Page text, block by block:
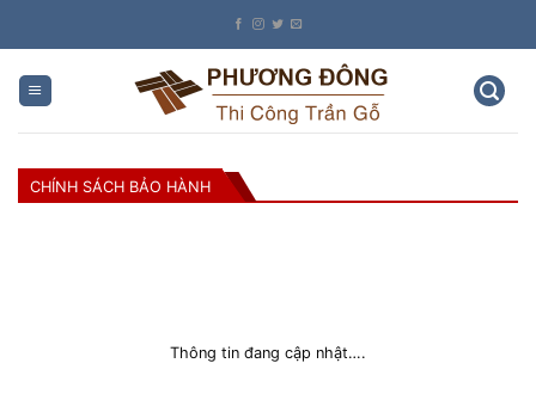
CHÍNH SÁCH BẢO HÀNH
Thông tin đang cập nhật….